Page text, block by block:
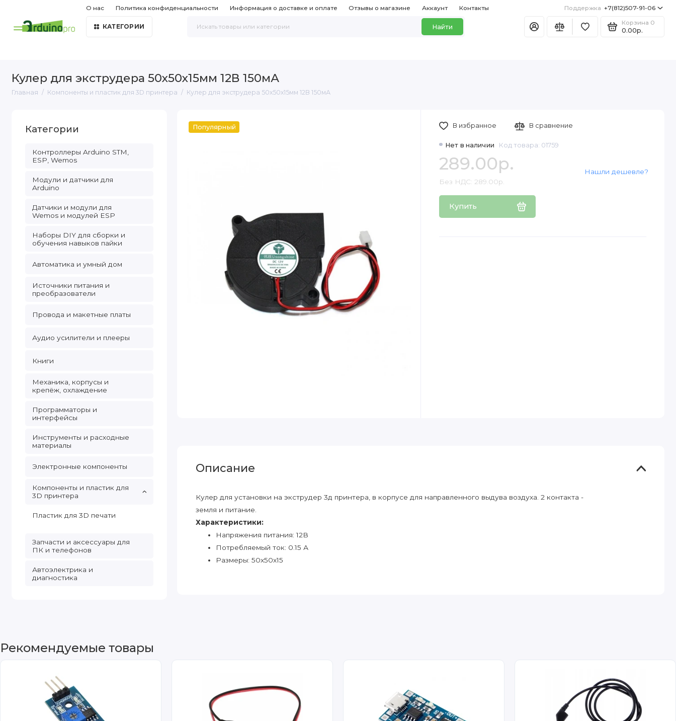
О нас Политика конфиденциальности Информация о доставке и оплате Отзывы о магазине Аккаунт Контакты Поддержка +7(812)507-91-06
КАТЕГОРИИ Найти
Корзина 0
0.00р.
Кулер для экструдера 50х50х15мм 12В 150мА
Главная Компоненты и пластик для 3D принтера Кулер для экструдера 50х50х15мм 12В 150мА
Категории
Контроллеры Arduino STM,
ESP, Wemos
Модули и датчики для
Arduino
Датчики и модули для
Wemos и модулей ESP
Наборы DIY для сборки и
обучения навыков пайки
Автоматика и умный дом
Источники питания и
преобразователи
Провода и макетные платы
Аудио усилители и плееры
Книги
Механика, корпусы и
крепёж, охлаждение
Программаторы и
интерфейсы
Инструменты и расходные
материалы
Электронные компоненты
Компоненты и пластик для
3D принтера
Пластик для 3D печати
Запчасти и аксессуары для
ПК и телефонов
Автоэлектрика и
диагностика
Популярный
Нет в наличии Код товара: 01759
289.00р.
Без НДС: 289.00р.
Купить
Нашли дешевле?
В избранное В сравнение
Описание
Кулер для установки на экструдер 3д принтера, в корпусе для направленного выдува воздуха. 2 контакта -
земля и питание.
Характеристики:
Напряжения питания: 12В
Потребляемый ток: 0.15 А
Размеры: 50х50х15
Рекомендуемые товары